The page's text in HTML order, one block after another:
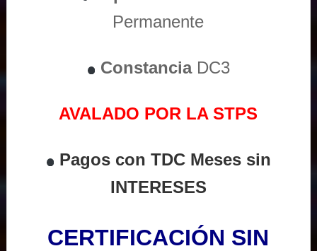
Permanente
ConstanciaDC3
AVALADO POR LA STPS
Pagos con TDC Meses sin
INTERESES
CERTIFICACIÓN SIN